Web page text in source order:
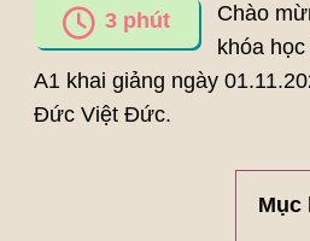
3 phút
Chào
khóa
A1 khai giảng ngày
Đức Việt Đức.
Mục